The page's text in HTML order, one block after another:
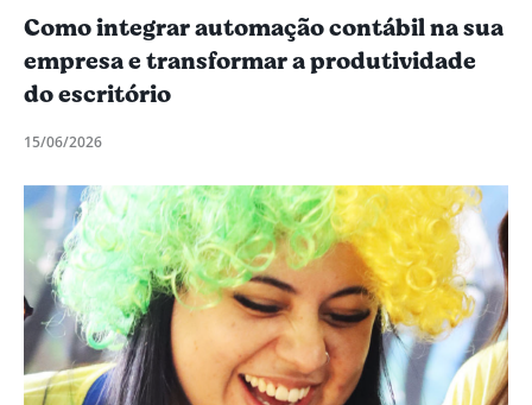
Como integrar automação contábil na sua
empresa e transformar a produtividade
do escritório
15/06/2026